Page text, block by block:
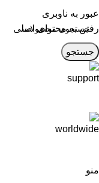
عبور به ناوبری
رفتن به محتوای اصلی
جستجو
منو